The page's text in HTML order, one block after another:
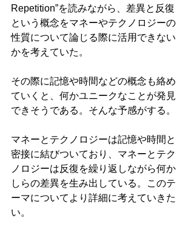
Repetition”を読みながら、差異と反復
という概念をマネーやテクノロジーの
性質について論じる際に活用できない
かを考えていた。
その際に記憶や時間などの概念も絡め
ていくと、何かユニークなことが発見
できそうである。そんな予感がする。
マネーとテクノロジーは記憶や時間と
密接に結びついており、マネーとテク
ノロジーは反復を繰り返しながら何か
しらの差異を生み出している。このテ
ーマについてより詳細に考えていきた
い。